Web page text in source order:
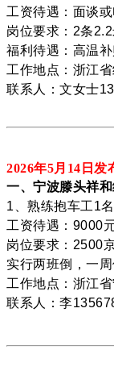
工资待遇：面谈或
岗位要求：2条
福利待遇：高温
工作地点：浙江
联系人：文女士
2026年5月14 日发
一、宁波滕头祥
1、熟练抱车工1名
工资待遇：9000
岗位要求：2500
实行两班倒，一周
工作地点：浙江
联系人：李